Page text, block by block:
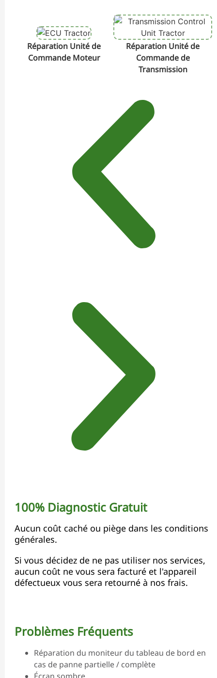
Réparation Unité de
Commande Moteur
Réparation Unité de
Commande de
Transmission
100% Diagnostic Gratuit
Aucun coût caché ou piège dans les conditions
générales.
Si vous décidez de ne pas utiliser nos services,
aucun coût ne vous sera facturé et l'appareil
défectueux vous sera retourné à nos frais.
Problèmes Fréquents
Réparation du moniteur du tableau de bord en
cas de panne partielle / complète